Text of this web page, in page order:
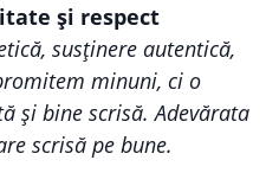
și respect
susținere autentică,
minuni, ci o
și bine scrisă. Adevărata
scrisă pe bune.